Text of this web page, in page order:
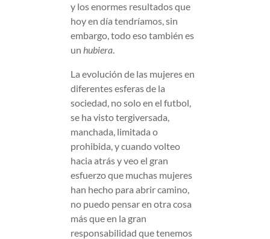
y los enormes resultados que
hoy en día tendríamos, sin
embargo, todo eso también es
un hubiera.
La evolución de las mujeres en
diferentes esferas de la
sociedad, no solo en el futbol,
se ha visto tergiversada,
manchada, limitada o
prohibida, y cuando volteo
hacia atrás y veo el gran
esfuerzo que muchas mujeres
han hecho para abrir camino,
no puedo pensar en otra cosa
más que en la gran
responsabilidad que tenemos